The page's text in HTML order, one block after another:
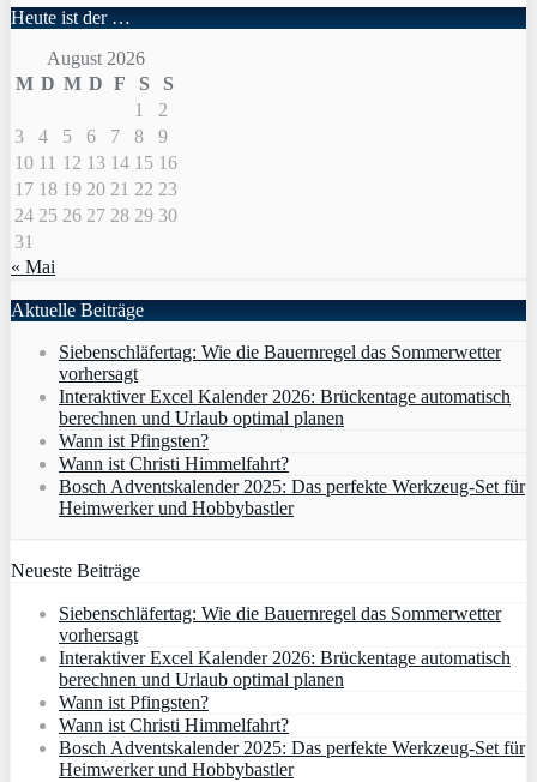
Heute ist der …
August 2026
M D M D F S
S
1
2
3
4 5 6 7 8
9
10 11 12 13 14 15 16
17 18 19 20 21 22 23
24 25 26 27 28 29 30
31
« Mai
Aktuelle Beiträge
Siebenschläfertag: Wie die Bauernregel das Sommerwetter
vorhersagt
Interaktiver Excel Kalender 2026: Brückentage automatisch
berechnen und Urlaub optimal planen
Wann ist Pfingsten?
Wann ist Christi Himmelfahrt?
Bosch Adventskalender 2025: Das perfekte Werkzeug-Set für
Heimwerker und Hobbybastler
Neueste Beiträge
Siebenschläfertag: Wie die Bauernregel das Sommerwetter
vorhersagt
Interaktiver Excel Kalender 2026: Brückentage automatisch
berechnen und Urlaub optimal planen
Wann ist Pfingsten?
Wann ist Christi Himmelfahrt?
Bosch Adventskalender 2025: Das perfekte Werkzeug-Set für
Heimwerker und Hobbybastler